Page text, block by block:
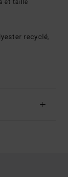
recyclé,